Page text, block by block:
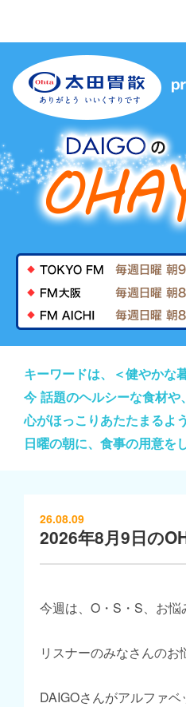
キーワードは、＜健やかな
今 話題のヘルシーな食材
心がほっこりあたたまるよ
日曜の朝に、食事の用意を
26.08.09
2026年8月9日の
今週は、O・S・S、お悩
リスナーのみなさんのお
DAIGOさんがアルファ